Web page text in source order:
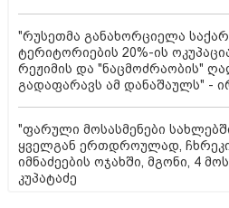
"რუსეთმა განახორციელა
ტერიტორიების 20%-ის
რეჟიმის და "ნაცმოძრაობის"
გადაფარავს ამ დანაშაულს" -
"ფარული მოსასმენები
ყველგან ერთდროულად,
იმნაძეების ოჯახში, მგონი, 4
კუპატაძე